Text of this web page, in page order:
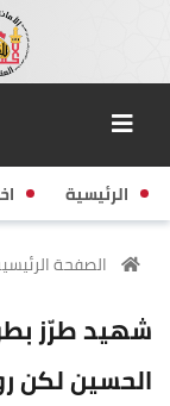
الرئيسية
الصفحة
شهيد طرّز
الحسين لكن